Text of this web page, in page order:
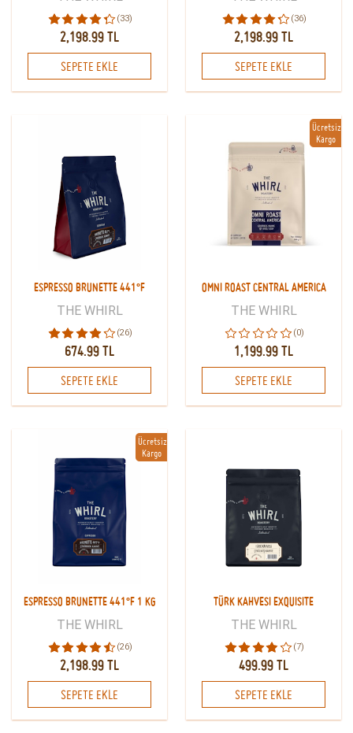
(33)
2,198.99 TL
SEPETE EKLE
(36)
2,198.99 TL
SEPETE EKLE
ESPRESSO BRUNETTE 441°F
THE WHIRL
(26)
674.99 TL
SEPETE EKLE
Ücretsiz
Kargo
OMNI ROAST CENTRAL AMERICA
THE WHIRL
(0)
1,199.99 TL
SEPETE EKLE
Ücretsiz
Kargo
ESPRESSO BRUNETTE 441°F 1 KG
THE WHIRL
(26)
2,198.99 TL
SEPETE EKLE
TÜRK KAHVESI EXQUISITE
THE WHIRL
(7)
499.99 TL
SEPETE EKLE